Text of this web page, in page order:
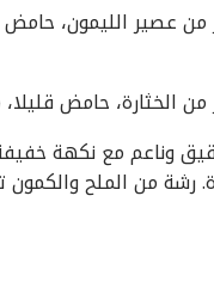
من عصير الليمون،
من الخثارة، حامض
رقيق وناعم مع نكهة
رشة من الملح